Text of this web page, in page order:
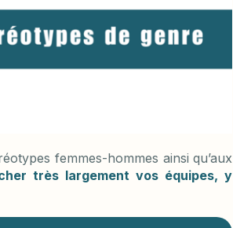
femmes-hommes ainsi qu’aux
très largement vos équipes, y